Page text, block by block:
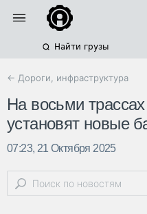
Найти грузы
← Дороги, инфраструктура
На восьми
установят новые
07:23, 21 Октября 2025